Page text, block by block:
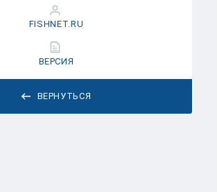
ВЕРНУТЬСЯ
FISHNET.RU
ВЕРСИЯ